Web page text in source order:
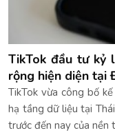
TikTok đầu tư kỷ
rộng hiện diện tại
TikTok vừa công bố
hạ tầng dữ liệu tại
trước đến nay của